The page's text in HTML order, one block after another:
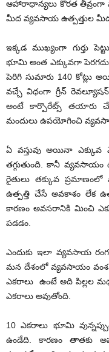
ఆహారాధాన్యలు కొరత తీవ్రంగా
మీద వ్యవసాయ ఉత్పత్తుల మీద
ఇక్కడ ముఖ్యంగా గుర్తు
భూమి అంత ఎక్కువగా
పెరిగి సుమారు 140 కోట్లు
వచ్చే విధంగా గ్రీన్
అంటే కార్పొరేట్స్ తయారు
మందులు ఉప‌యోగించి
ఏ వస్తువు అయినా ఎక్కువ
తగ్గుతుంది. కానీ వ్యవసాయం
రైతులు తక్కువ
ఉత్పత్తి చేసే అవకాశం లేక
కారణం అవసరానికి మించి
పడడం.
ఎందుకు ఇలా వ్యవసాయ
మన దేశంలో వ్యవసాయం
ఎకరాలు ఉంటే అది పిల్లల
ఎకరాలు అవుతోంది.
10 ఎకరాలు భూమి
ఉండేది. కారణం తాతకు